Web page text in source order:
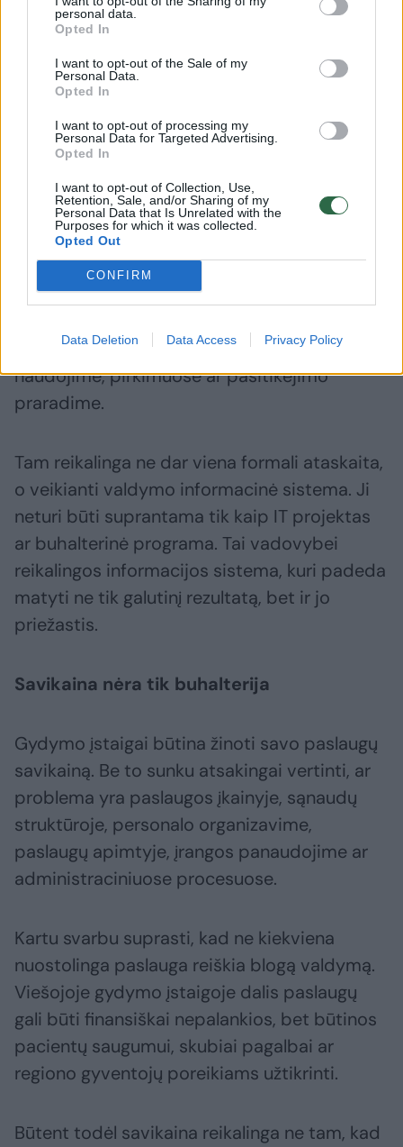
personal data.
Opted In
I want to opt-out of the Sale of my
Personal Data.
Opted In
I want to opt-out of processing my
Personal Data for Targeted Advertising.
Opted In
I want to opt-out of Collection, Use,
Retention, Sale, and/or Sharing of my
Personal Data that Is Unrelated with the
Purposes for which it was collected.
Opted Out
CONFIRM
Data Deletion Data Access Privacy Policy
Reikia matyti ne tik rezultatą, bet ir priežastis
medicina. Gydytojas, matydamas
skaudančią ir patinusią koją, supranta, kad
problema yra. Bet be rentgeno jis nemato
lūžio vietos, pobūdžio ir masto.
Panašiai yra ir su ligoninės finansiniu
rezultatu. Nuostolis parodo, kad problema
egzistuoja, bet neparodo, kur tiksliai yra
„lūžis“: paslaugų apimtyse, personalo
savikainoje, viršvalandžiuose, patalpų
naudojime, pirkimuose ar pasitikėjimo
praradime.
Tam reikalinga ne dar viena formali ataskaita,
o veikianti valdymo informacinė sistema. Ji
neturi būti suprantama tik kaip IT projektas
ar buhalterinė programa. Tai vadovybei
reikalingos informacijos sistema, kuri padeda
matyti ne tik galutinį rezultatą, bet ir jo
priežastis.
Savikaina nėra tik buhalterija
Gydymo įstaigai būtina žinoti savo paslaugų
savikainą. Be to sunku atsakingai vertinti, ar
problema yra paslaugos įkainyje, sąnaudų
struktūroje, personalo organizavime,
paslaugų apimtyje, įrangos panaudojime ar
administraciniuose procesuose.
Kartu svarbu suprasti, kad ne kiekviena
nuostolinga paslauga reiškia blogą valdymą.
Viešojoje gydymo įstaigoje dalis paslaugų
gali būti finansiškai nepalankios, bet būtinos
pacientų saugumui, skubiai pagalbai ar
regiono gyventojų poreikiams užtikrinti.
Būtent todėl savikaina reikalinga ne tam, kad